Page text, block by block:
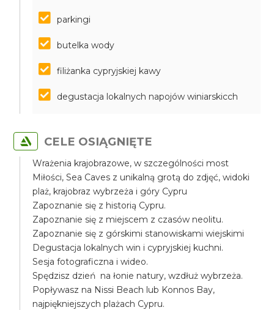
parkingi
butelka wody
filiżanka cypryjskiej kawy
degustacja lokalnych napojów winiarskicch
CELE OSIĄGNIĘTE
Wrażenia krajobrazowe, w szczególności most
Miłości, Sea Caves z unikalną grotą do zdjęć, widoki
plaż, krajobraz wybrzeża i góry Cypru
Zapoznanie się z historią Cypru.
Zapoznanie się z miejscem z czasów neolitu.
Zapoznanie się z górskimi stanowiskami wiejskimi
Degustacja lokalnych win i cypryjskiej kuchni.
Sesja fotograficzna i wideo.
Spędzisz dzień na łonie natury, wzdłuż wybrzeża.
Popływasz na Nissi Beach lub Konnos Bay,
najpiękniejszych plażach Cypru.